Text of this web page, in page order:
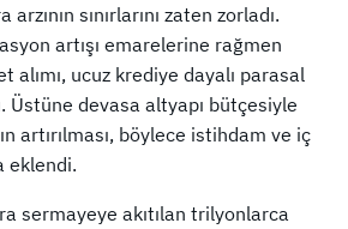
sınırlarını zaten zorladı.
artışı emarelerine rağmen
alımı, ucuz krediye dayalı parasal
Üstüne devasa altyapı bütçesiyle
artırılması, böylece istihdam ve iç
eklendi.
sermayeye akıtılan trilyonlarca